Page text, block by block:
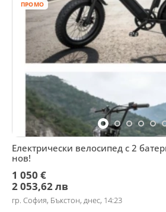
ПРОМО
Електрически велосипед с 2
нов!
1 050 €
2 053,62 лв
гр. София, Бъкстон, днес, 14:23